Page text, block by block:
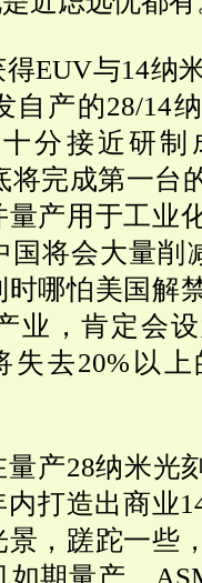
EUV与14纳
自产的28/14
分接近研制
将完成第一台
产用于工业
国将会大量削
哪怕美国解
业，肯定会
失去20% 以上
量产28纳米光
打造出商业
，蹉跎一些
期量产，